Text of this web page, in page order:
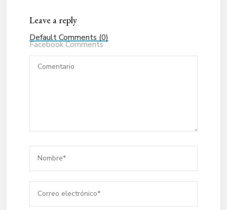
Leave a reply
Default Comments (0)
Facebook Comments